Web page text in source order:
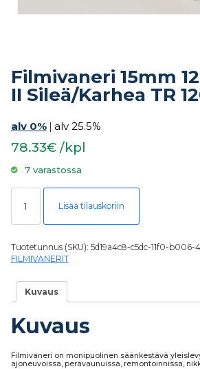
Filmivaneri 15mm
II Sileä/Karhea TR
alv 0% | alv 25.5%
78.33€ /kpl
7 varastossa
Filmivaneri 15mm 1254x2450 II Sileä/Karhea TR
Lisää tilauskoriin
Tuotetunnus (SKU): 5d19a4c8-c5dc-11f0-b006-
FILMIVANERIT
Kuvaus
Kuvaus
Filmivaneri on monipuolinen säänkestävä
ajoneuvoissa, perävaunuissa, remontoinnissa,